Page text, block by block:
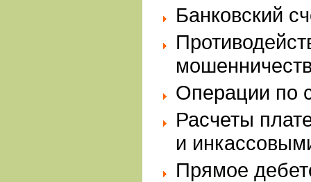
Банковский
Операции по
Расчеты
и
Прямое